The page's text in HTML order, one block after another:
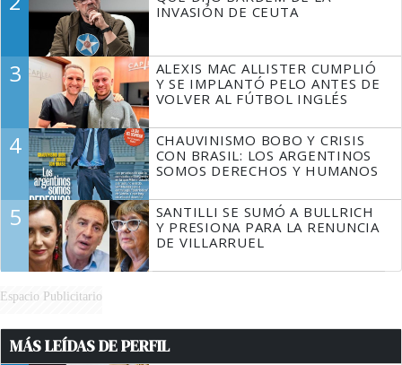
INVASIÓN DE CEUTA
3
ALEXIS MAC ALLISTER CUMPLIÓ
Y SE IMPLANTÓ PELO ANTES DE
VOLVER AL FÚTBOL INGLÉS
4
CHAUVINISMO BOBO Y CRISIS
CON BRASIL: LOS ARGENTINOS
SOMOS DERECHOS Y HUMANOS
5
SANTILLI SE SUMÓ A BULLRICH
Y PRESIONA PARA LA RENUNCIA
DE VILLARRUEL
Espacio Publicitario
MÁS LEÍDAS DE PERFIL